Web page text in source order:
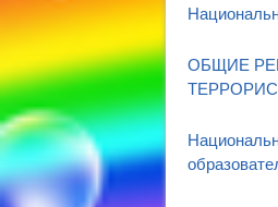
ОБЩИЕ